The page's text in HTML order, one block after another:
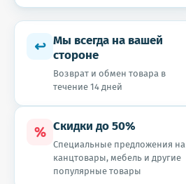
↩ Мы всегда на вашей
стороне
Возврат и обмен товара в
течение 14 дней
% Скидки до 50%
Специальные предложения на
канцтовары, мебель и другие
популярные товары